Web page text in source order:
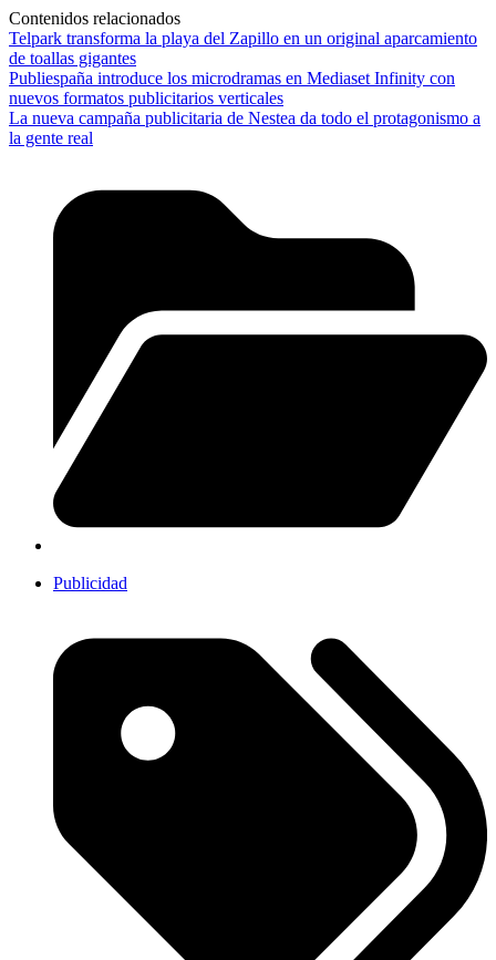
Contenidos relacionados
Telpark transforma la playa del Zapillo en un original aparcamiento
de toallas gigantes
Publiespaña introduce los microdramas en Mediaset Infinity con
nuevos formatos publicitarios verticales
La nueva campaña publicitaria de Nestea da todo el protagonismo a
la gente real
Publicidad